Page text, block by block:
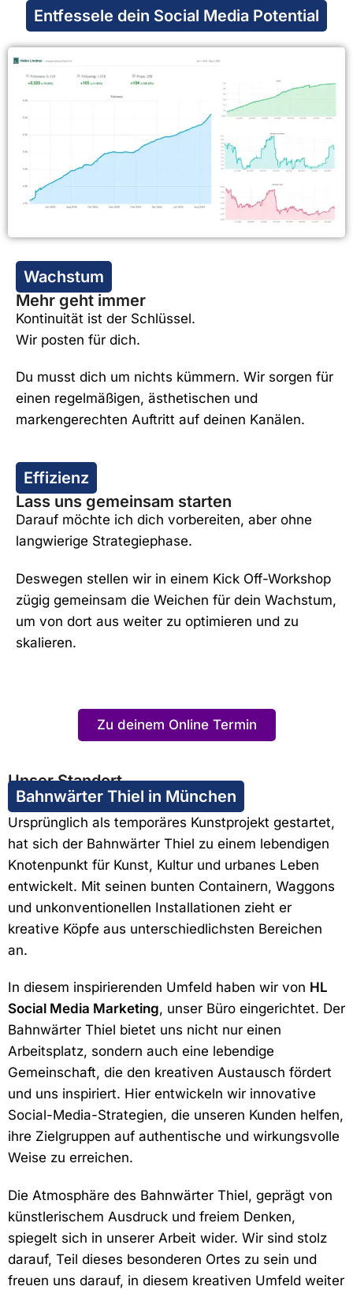
Entfessele dein Social Media Potential
Effizienz
Lass uns gemeinsam starten
Darauf möchte ich dich vorbereiten, aber ohne
langwierige Strategiephase.
Deswegen stellen wir in einem Kick Off-Workshop
zügig gemeinsam die Weichen für dein Wachstum,
um von dort aus weiter zu optimieren und zu
skalieren.
Wachstum
Mehr geht immer
Kontinuität ist der Schlüssel.
Wir posten für dich.
Du musst dich um nichts kümmern. Wir sorgen für
einen regelmäßigen, ästhetischen und
markengerechten Auftritt auf deinen Kanälen.
Zu deinem Online Termin
Unser Standort
Bahnwärter Thiel in München
Ursprünglich als temporäres Kunstprojekt gestartet,
hat sich der Bahnwärter Thiel zu einem lebendigen
Knotenpunkt für Kunst, Kultur und urbanes Leben
entwickelt. Mit seinen bunten Containern, Waggons
und unkonventionellen Installationen zieht er
kreative Köpfe aus unterschiedlichsten Bereichen
an.
In diesem inspirierenden Umfeld haben wir von HL
Social Media Marketing, unser Büro eingerichtet. Der
Bahnwärter Thiel bietet uns nicht nur einen
Arbeitsplatz, sondern auch eine lebendige
Gemeinschaft, die den kreativen Austausch fördert
und uns inspiriert. Hier entwickeln wir innovative
Social-Media-Strategien, die unseren Kunden helfen,
ihre Zielgruppen auf authentische und wirkungsvolle
Weise zu erreichen.
Die Atmosphäre des Bahnwärter Thiel, geprägt von
künstlerischem Ausdruck und freiem Denken,
spiegelt sich in unserer Arbeit wider. Wir sind stolz
darauf, Teil dieses besonderen Ortes zu sein und
freuen uns darauf, in diesem kreativen Umfeld weiter